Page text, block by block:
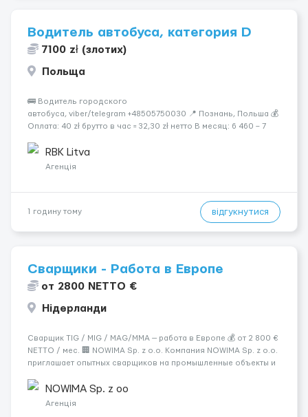
Водитель автобуса, категория D
7100 zł (злотих)
Польща
🚌 Водитель городского
автобуса, viber/telegram +48505750030 📍 Познань, Польша 💰
Оплата: 40 zł брутто в час = 32,30 zł нетто В месяц: 6 460 – 7
Далее - 450 zł/месяц или +1 zł к ставке для тех, кто арендует
жильё ...
RBK Litva
Агенція
1 годину тому відгукнутися
Сварщики - Работа в Европе
от 2800 NETTO €
Нідерланди
Сварщик TIG / MIG / MAG/MMA — работа в Европе 💰 от 2 800 €
NETTO / мес. 🏢 NOWIMA Sp. z o.o. Компания NOWIMA Sp. z o.o.
приглашает опытных сварщиков на промышленные объекты и
Нидерланды, Италия, Швеция, Франция. Мы гарантиру...
NOWIMA Sp. z oo
Агенція